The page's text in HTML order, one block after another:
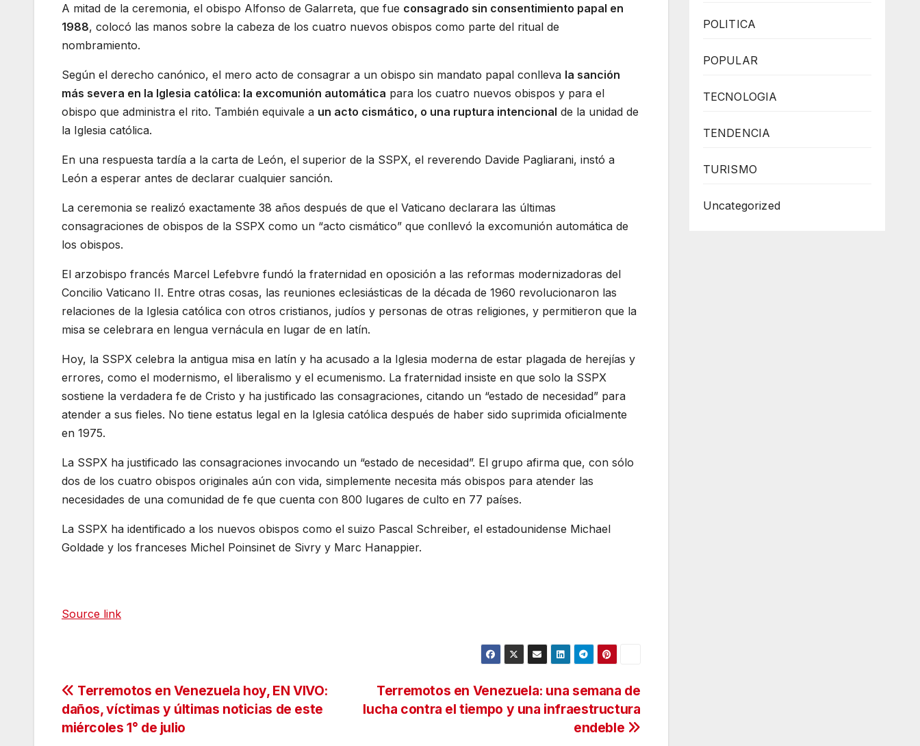
A mitad de la ceremonia, el obispo Alfonso de Galarreta, que fue consagrado sin consentimiento papal en
1988, colocó las manos sobre la cabeza de los cuatro nuevos obispos como parte del ritual de
nombramiento.
Según el derecho canónico, el mero acto de consagrar a un obispo sin mandato papal conlleva la sanción
más severa en la Iglesia católica: la excomunión automática para los cuatro nuevos obispos y para el
obispo que administra el rito. También equivale a un acto cismático, o una ruptura intencional de la unidad de
la Iglesia católica.
En una respuesta tardía a la carta de León, el superior de la SSPX, el reverendo Davide Pagliarani, instó a
León a esperar antes de declarar cualquier sanción.
La ceremonia se realizó exactamente 38 años después de que el Vaticano declarara las últimas
consagraciones de obispos de la SSPX como un “acto cismático” que conllevó la excomunión automática de
los obispos.
El arzobispo francés Marcel Lefebvre fundó la fraternidad en oposición a las reformas modernizadoras del
Concilio Vaticano II. Entre otras cosas, las reuniones eclesiásticas de la década de 1960 revolucionaron las
relaciones de la Iglesia católica con otros cristianos, judíos y personas de otras religiones, y permitieron que la
misa se celebrara en lengua vernácula en lugar de en latín.
Hoy, la SSPX celebra la antigua misa en latín y ha acusado a la Iglesia moderna de estar plagada de herejías y
errores, como el modernismo, el liberalismo y el ecumenismo. La fraternidad insiste en que solo la SSPX
sostiene la verdadera fe de Cristo y ha justificado las consagraciones, citando un “estado de necesidad” para
atender a sus fieles. No tiene estatus legal en la Iglesia católica después de haber sido suprimida oficialmente
en 1975.
La SSPX ha justificado las consagraciones invocando un “estado de necesidad”. El grupo afirma que, con sólo
dos de los cuatro obispos originales aún con vida, simplemente necesita más obispos para atender las
necesidades de una comunidad de fe que cuenta con 800 lugares de culto en 77 países.
La SSPX ha identificado a los nuevos obispos como el suizo Pascal Schreiber, el estadounidense Michael
Goldade y los franceses Michel Poinsinet de Sivry y Marc Hanappier.
Source link
Navegación
de
Terremotos en Venezuela: una semana de
lucha contra el tiempo y una infraestructura
endeble
Terremotos en Venezuela hoy, EN VIVO:
daños, víctimas y últimas noticias de este
miércoles 1° de julio
POLITICA
POPULAR
TECNOLOGIA
TENDENCIA
TURISMO
Uncategorized